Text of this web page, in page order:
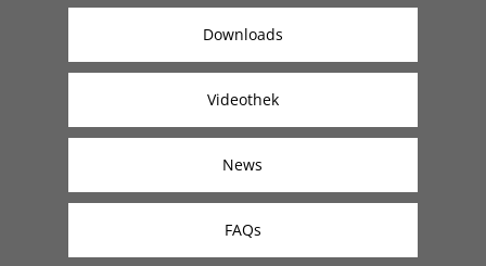
Downloads
Videothek
News
FAQs